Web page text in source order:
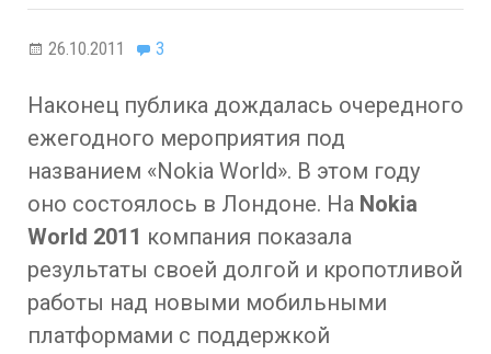
26.10.2011 3
Наконец публика дождалась очередного
ежегодного мероприятия под
названием «Nokia World». В этом году
оно состоялось в Лондоне. На Nokia
World 2011 компания показала
результаты своей долгой и кропотливой
работы над новыми мобильными
платформами с поддержкой